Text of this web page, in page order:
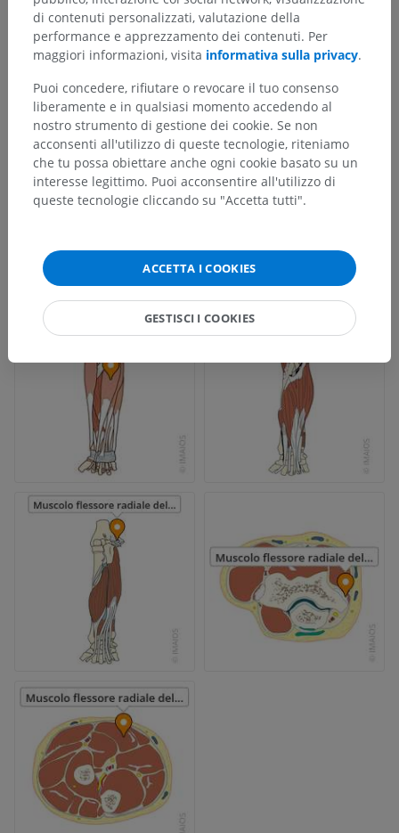
di contenuti personalizzati, valutazione della
performance e apprezzamento dei contenuti. Per
maggiori informazioni, visita informativa sulla privacy.
Puoi concedere, rifiutare o revocare il tuo consenso
liberamente e in qualsiasi momento accedendo al
nostro strumento di gestione dei cookie. Se non
acconsenti all'utilizzo di queste tecnologie, riteniamo
che tu possa obiettare anche ogni cookie basato su un
interesse legittimo. Puoi acconsentire all'utilizzo di
queste tecnologie cliccando su "Accetta tutti".
ACCETTA I COOKIES
GESTISCI I COOKIES